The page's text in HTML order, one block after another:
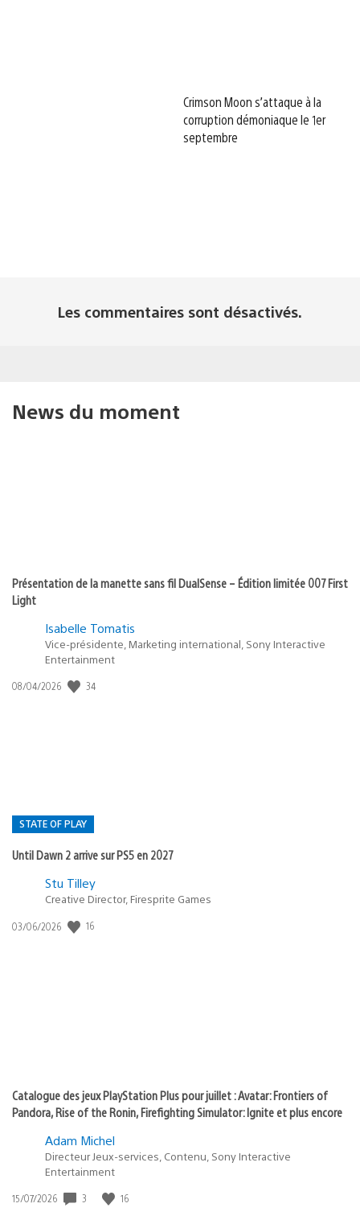
Crimson Moon s’attaque à la
corruption démoniaque le 1er
septembre
Les commentaires sont désactivés.
News du moment
Présentation de la manette sans fil DualSense – Édition limitée 007 First
Light
Isabelle Tomatis
Vice-présidente, Marketing international, Sony Interactive
Entertainment
Date
08/04/2026 34
STATE OF PLAY
Until Dawn 2 arrive sur PS5 en 2027
Postée
:
state
Stu Tilley
Creative Director, Firesprite Games
Date
03/06/2026 16
Catalogue des jeux PlayStation Plus pour juillet : Avatar: Frontiers of
Pandora, Rise of the Ronin, Firefighting Simulator: Ignite et plus encore
Adam Michel
Directeur Jeux-services, Contenu, Sony Interactive
Entertainment
Date
15/07/2026 3 16